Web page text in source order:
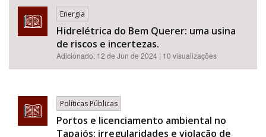
Energia
Hidrelétrica do Bem Querer: uma usina
de riscos e incertezas.
Adicionado: 12 de Jun de 2024 | 10 visualizações
Políticas Públicas
Portos e licenciamento ambiental no
Tapajós: irregularidades e violação de